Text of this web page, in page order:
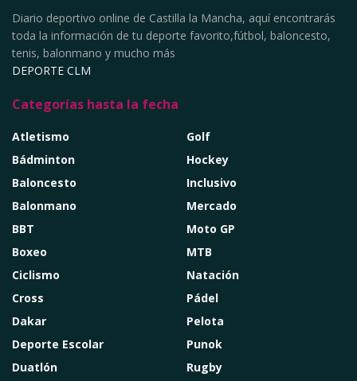
Diario deportivo online de Castilla la Mancha, aquí encontrarás
toda la información de tu deporte favorito,fútbol, baloncesto,
tenis, balonmano y mucho más
DEPORTE CLM
Categorías hasta la fecha
Atletismo
Bádminton
Baloncesto
Balonmano
BBT
Boxeo
Ciclismo
Cross
Dakar
Deporte Escolar
Duatlón
Golf
Hockey
Inclusivo
Mercado
Moto GP
MTB
Natación
Pádel
Pelota
Punok
Rugby